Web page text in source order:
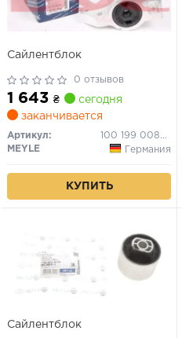
Сайлентблок
0 отзывов
1 643 ₴
сегодня
заканчивается
Артикул:
100 199 0086/HD
MEYLE
Германия
КУПИТЬ
Сайлентблок